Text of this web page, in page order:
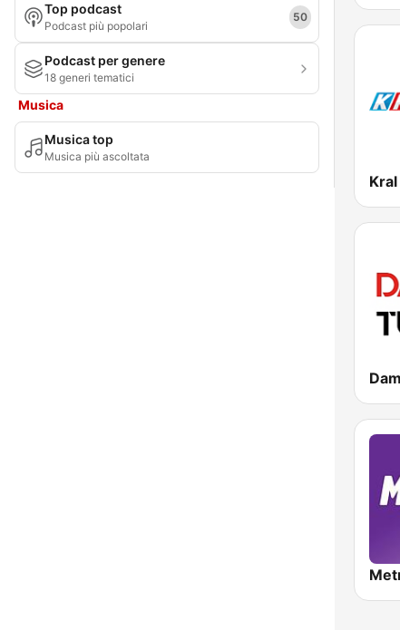
Top podcast
Podcast più popolari
50
Podcast per genere
18 generi tematici
Musica
Musica top
Musica più ascoltata